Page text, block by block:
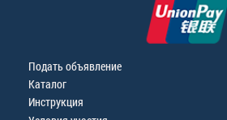
Подать объявление
Каталог
Инструкция